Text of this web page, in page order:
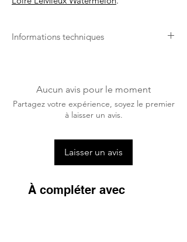
Informations techniques
Étirer le tapis une fois humide pour
maintenir la forme pendant le séchage.
Le tapis peut être repassé à basse
fermés avant le lavage.
Aucun avis pour le moment
Partagez votre expérience, soyez le premier
à laisser un avis.
Laisser un avis
À compléter avec